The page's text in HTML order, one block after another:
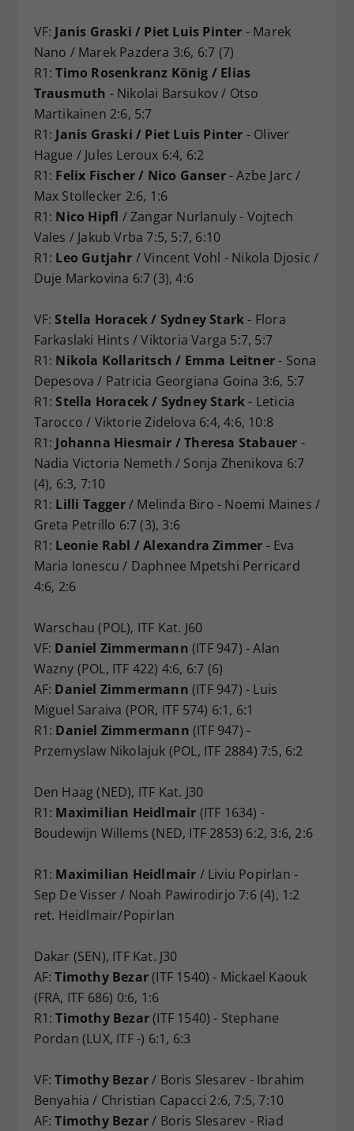
VF: Janis Graski / Piet Luis Pinter - Marek
Nano / Marek Pazdera 3:6, 6:7 (7)
R1:Timo Rosenkranz König / Elias
Trausmuth - Nikolai Barsukov / Otso
Martikainen 2:6, 5:7
R1: Janis Graski / Piet Luis Pinter - Oliver
Hague / Jules Leroux 6:4, 6:2
R1: Felix Fischer / Nico Ganser- Azbe Jarc /
Max Stollecker 2:6, 1:6
R1: Nico Hipfl / Zangar Nurlanuly - Vojtech
Vales / Jakub Vrba 7:5, 5:7, 6:10
R1: Leo Gutjahr / Vincent Vohl - Nikola Djosic /
Duje Markovina 6:7 (3), 4:6
VF:Stella Horacek / Sydney Stark- Flora
Farkaslaki Hints / Viktoria Varga 5:7, 5:7
R1: Nikola Kollaritsch / Emma Leitner- Sona
Depesova / Patricia Georgiana Goina 3:6, 5:7
R1:Stella Horacek / Sydney Stark- Leticia
Tarocco / Viktorie Zidelova 6:4, 4:6, 10:8
R1: Johanna Hiesmair / Theresa Stabauer -
Nadia Victoria Nemeth / Sonja Zhenikova 6:7
(4), 6:3, 7:10
R1: Lilli Tagger/ Melinda Biro - Noemi Maines /
Greta Petrillo 6:7 (3), 3:6
R1: Leonie Rabl / Alexandra Zimmer - Eva
Maria Ionescu / Daphnee Mpetshi Perricard
4:6, 2:6
Warschau (POL), ITF Kat. J60
VF: Daniel Zimmermann (ITF 947) - Alan
Wazny (POL, ITF 422) 4:6, 6:7 (6)
AF: Daniel Zimmermann (ITF 947) - Luis
Miguel Saraiva (POR, ITF 574) 6:1, 6:1
R1: Daniel Zimmermann (ITF 947) -
Przemyslaw Nikolajuk (POL, ITF 2884) 7:5, 6:2
Den Haag (NED), ITF Kat. J30
R1: Maximilian Heidlmair (ITF 1634) -
Boudewijn Willems (NED, ITF 2853) 6:2, 3:6, 2:6
R1: Maximilian Heidlmair / Liviu Popirlan -
Sep De Visser / Noah Pawirodirjo 7:6 (4), 1:2
ret. Heidlmair/Popirlan
Dakar (SEN), ITF Kat. J30
AF:Timothy Bezar(ITF 1540) - Mickael Kaouk
(FRA, ITF 686) 0:6, 1:6
R1:Timothy Bezar(ITF 1540) - Stephane
Pordan (LUX, ITF -) 6:1, 6:3
VF:Timothy Bezar/ Boris Slesarev - Ibrahim
Benyahia / Christian Capacci 2:6, 7:5, 7:10
AF:Timothy Bezar/ Boris Slesarev - Riad